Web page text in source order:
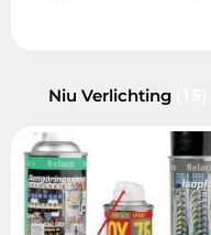
Niu Verlichting